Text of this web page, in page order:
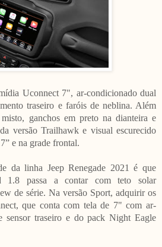
Uconnect 7", ar-condicionado dual
traseiro e faróis de neblina. Além
ganchos em preto na dianteira e
versão Trailhawk e visual escurecido
e na grade frontal.
da linha Jeep Renegade 2021 é que
1.8 passa a contar com teto solar
de série. Na versão Sport, adquirir os
que conta com tela de 7" com ar-
sensor traseiro e do pack Night Eagle